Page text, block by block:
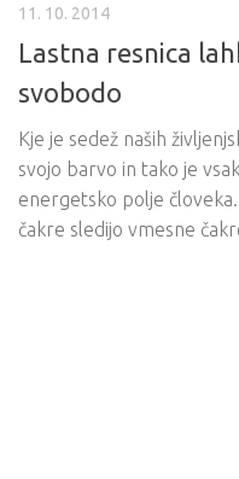
11. 10. 2014
Lastna resnica
svobodo
Kje je sedež naših
svojo barvo in tako je
energetsko polje
čakre sledijo vmesne